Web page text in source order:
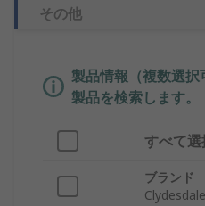
その他
製品情報（複数選
製品を検索します。
すべて選
ブランド